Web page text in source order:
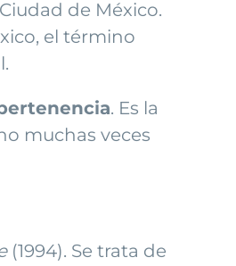
de México.
el término
. Es la
muchas veces
(1994). Se trata de